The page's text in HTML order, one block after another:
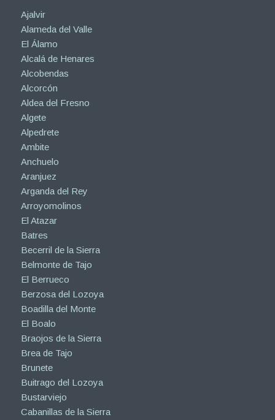
Ajalvir
Alameda del Valle
El Álamo
Alcalá de Henares
Alcobendas
Alcorcón
Aldea del Fresno
Algete
Alpedrete
Ambite
Anchuelo
Aranjuez
Arganda del Rey
Arroyomolinos
El Atazar
Batres
Becerril de la Sierra
Belmonte de Tajo
El Berrueco
Berzosa del Lozoya
Boadilla del Monte
El Boalo
Braojos de la Sierra
Brea de Tajo
Brunete
Buitrago del Lozoya
Bustarviejo
Cabanillas de la Sierra